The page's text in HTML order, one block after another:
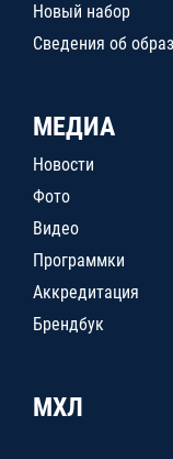
Новый набор
Сведения об
МЕДИА
Новости
Фото
Видео
Программки
Аккредитация
Брендбук
МХЛ